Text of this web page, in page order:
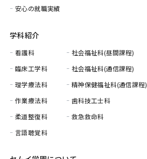
安心の就職実績
学科紹介
看護科
臨床工学科
理学療法科
作業療法科
柔道整復科
言語聴覚科
社会福祉科(昼間課程)
社会福祉科(通信課程)
精神保健福祉科(通信課程)
歯科技工士科
救急救命科